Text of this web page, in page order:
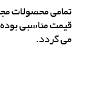
تمامی محصولات
قیمت مناسبی
می گردد.